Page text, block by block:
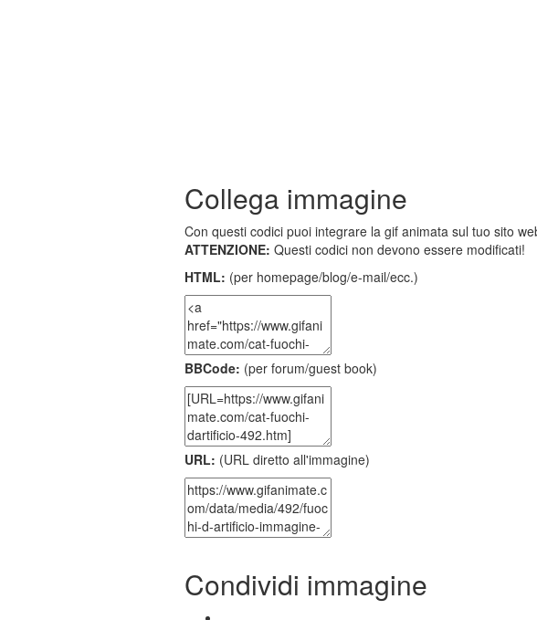
Collega immagine
Con questi codici puoi integrare la gif animata sul tuo sito
ATTENZIONE: Questi codici non devono essere modificati!
HTML: (per homepage/blog/e-mail/ecc.)
BBCode: (per forum/guest book)
URL: (URL diretto all'immagine)
Condividi immagine